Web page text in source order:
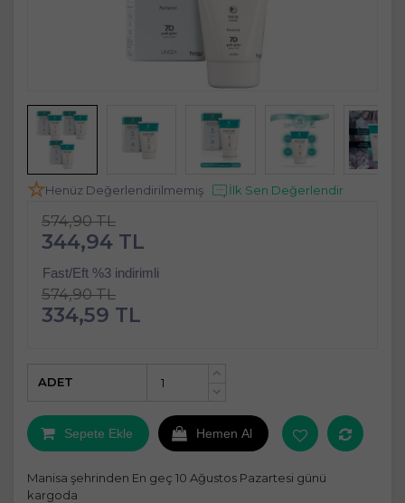
Henüz Değerlendirilmemiş İlk Sen Değerlendir
574,90 TL
344,94 TL
Fast/Eft %3 indirimli
574,90 TL
334,59 TL
+
ADET
Sepete Ekle Hemen Al
Manisa şehrinden En geç 10 Ağustos Pazartesi günü
kargoda